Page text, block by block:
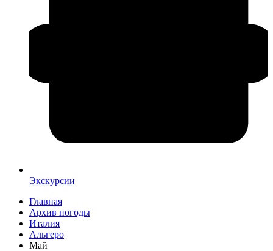
Экскурсии
Главная
Архив погоды
Италия
Альгеро
Май